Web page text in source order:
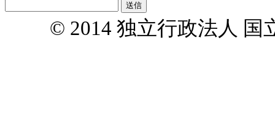
© 2014 独立行政法人 国